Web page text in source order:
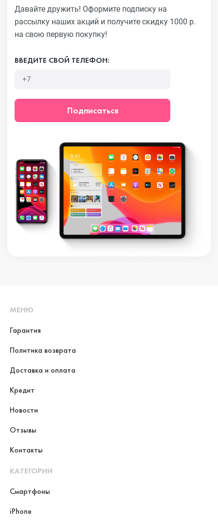
Давайте дружить! Оформите подписку на
рассылку наших акций и получите скидку 1000 р.
на свою первую покупку!
ВВЕДИТЕ СВОЙ ТЕЛЕФОН:
Подписаться
МЕНЮ
Гарантия
Политика возврата
Доставка и оплата
Кредит
Новости
Отзывы
Контакты
КАТЕГОРИИ
Смартфоны
iPhone